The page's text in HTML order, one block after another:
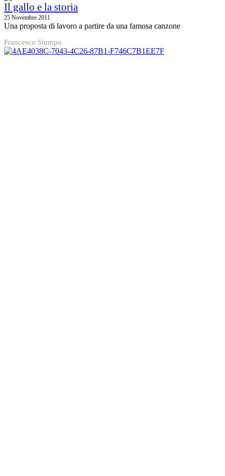
Il gallo e la storia
25 Novembre 2011
Una proposta di lavoro a partire da una famosa canzone
Francesco Stumpo